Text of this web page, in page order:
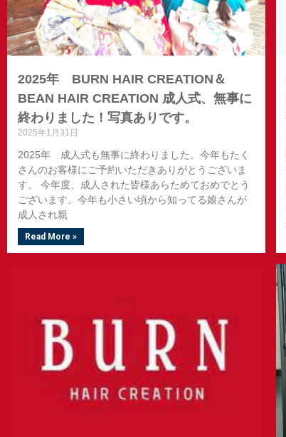
2025年 BURN HAIR CREATION＆
BEAN HAIR CREATION 成人式、無事に
終わりました！写真ありです。
2025年1月31日
2025年 成人式も無事に終わりました。今年もたく
さんのお客様にご予約いただきありがとうございま
す。 今年度、成人された皆様あらためておめでとう
ございます。今年も小さい頃から知ってる娘さんが
成人され親
Read More »